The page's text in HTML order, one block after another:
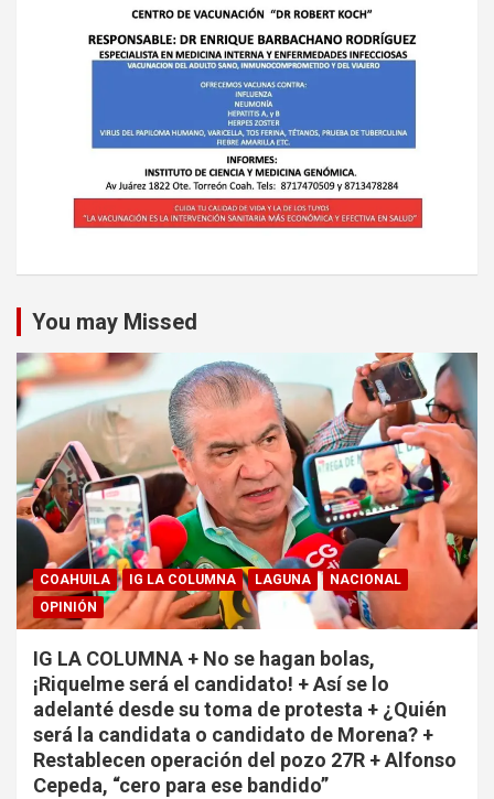
You may Missed
COAHUILA IG LA COLUMNA LAGUNA
NACIONAL
OPINIÓN
IG LA COLUMNA + No se hagan bolas,
¡Riquelme será el candidato! + Así se lo
adelanté desde su toma de protesta + ¿Quién
será la candidata o candidato de Morena? +
Restablecen operación del pozo 27R + Alfonso
Cepeda, “cero para ese bandido”